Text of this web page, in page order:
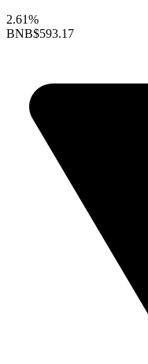
2.61%
BNB$593.17